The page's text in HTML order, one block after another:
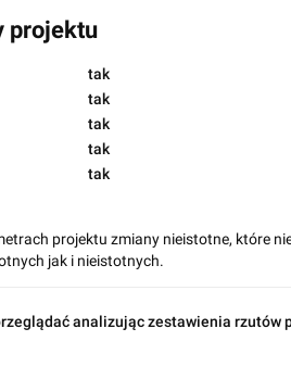
projektu
tak
tak
tak
tak
tak
projektu zmiany nieistotne, które
jak i nieistotnych.
analizując zestawienia rzutów